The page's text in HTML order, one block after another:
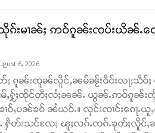
ၵ်းမၢၼ်ႈ ဢဝ်ၵူၼ်းၸပ်းယိၼ်ႉတေ
6, 2026
ႈ ၵူၼ်းၸူၼ်လိူင်ႇၼမ်ၼႂ်းဝဵင်းလႃႈသဵဝ်ႈ
ႇႁႂ်ႈထိုင်တီႈလႆႈၼၼ်ႉ ယွၼ်ႉဢဝ်ၵူၼ်းၸိူ
ပၼ်ၶဝ် ၼႆယဝ်ႉ။ လုင်းၸၢင်းၵေႃႉယူႇ
ႁဵတ်းသင်လႄႈ ၽူႈလၵ်ႉၸၵ်ႉၶုတ်ႈလိူင်ႇ